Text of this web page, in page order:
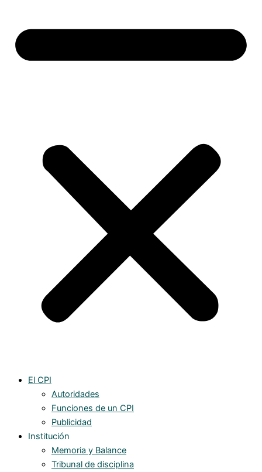
El CPI
Autoridades
Funciones de un CPI
Publicidad
Institución
Memoria y Balance
Tribunal de disciplina